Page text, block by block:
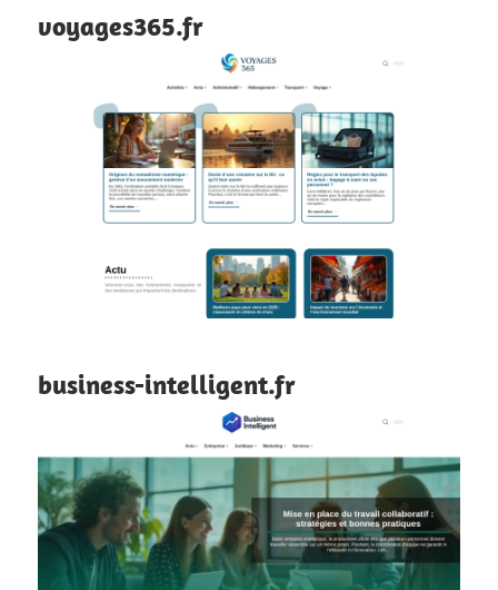
voyages365.fr
business-intelligent.fr